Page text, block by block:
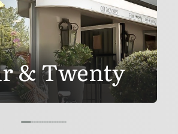
& Twenty